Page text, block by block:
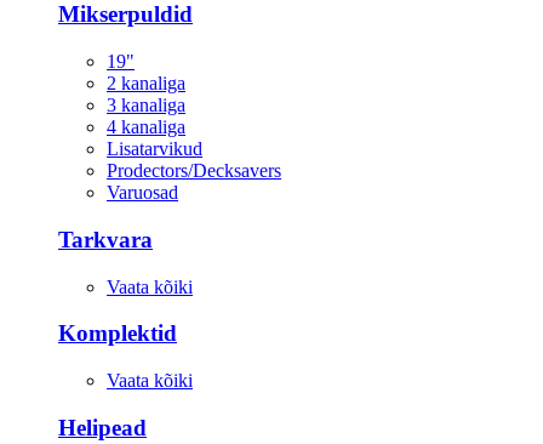
Mikserpuldid
19"
2 kanaliga
3 kanaliga
4 kanaliga
Lisatarvikud
Prodectors/Decksavers
Varuosad
Tarkvara
Vaata kõiki
Komplektid
Vaata kõiki
Helipead